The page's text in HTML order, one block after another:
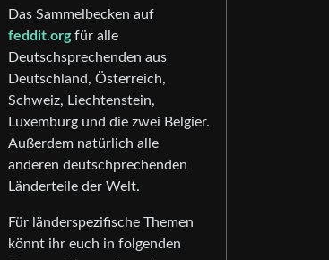
Das Sammelbecken auf
feddit.orgfür alle
Deutschsprechenden aus
Deutschland, Österreich,
Schweiz, Liechtenstein,
Luxemburg und die zwei Belgier.
Außerdem natürlich alle
anderen deutschprechenden
Länderteile der Welt.
Für länderspezifische Themen
könnt ihr euch in folgenden